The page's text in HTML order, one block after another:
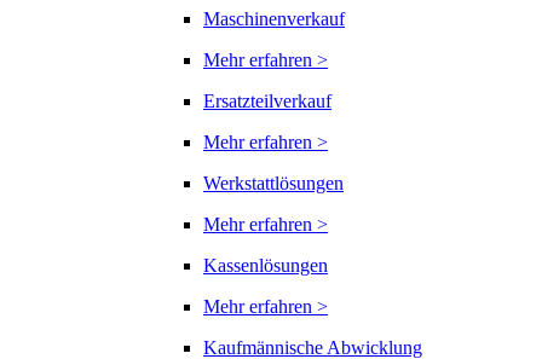
Maschinenverkauf
Mehr erfahren >
Ersatzteilverkauf
Mehr erfahren >
Werkstattlösungen
Mehr erfahren >
Kassenlösungen
Mehr erfahren >
Kaufmännische Abwicklung